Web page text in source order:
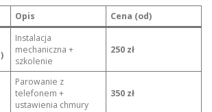
Opis Cena (od)
Instalacja
mechaniczna +
szkolenie
250 zł
Parowanie z
telefonem +
ustawienia chmury
350 zł